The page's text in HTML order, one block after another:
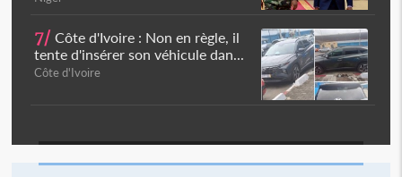
7/ Côte d'Ivoire : Non en règle, il
tente d'insérer son véhicule dan...
Côte d'Ivoire